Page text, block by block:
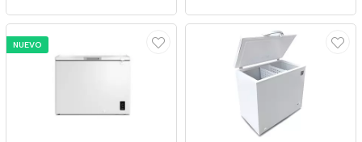
NUEVO